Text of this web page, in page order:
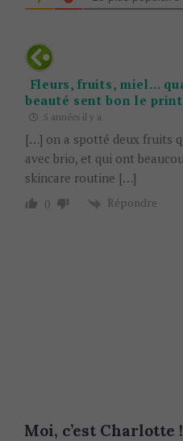
Moi, c’est Charlotte !
Fleurs, fruits, miel…
beauté sent bon le
5 années il y a
[…] on a spotté deux fruits
avec brio, et qui ont
skincare routine […]
0 Répondre